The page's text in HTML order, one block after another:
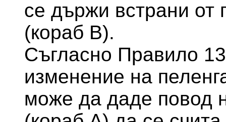
се държи встрани от
(кораб В).
Съгласно Правило
изменение на
може да даде повод